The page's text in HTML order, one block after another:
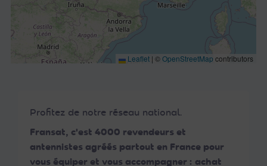
Profitez de notre réseau national.
Fransat, c'est 4000 revendeurs et
antennistes agréés partout en France pour
vous équiper et vous accompagner : achat
Leaflet | ©OpenStreetMap contributors